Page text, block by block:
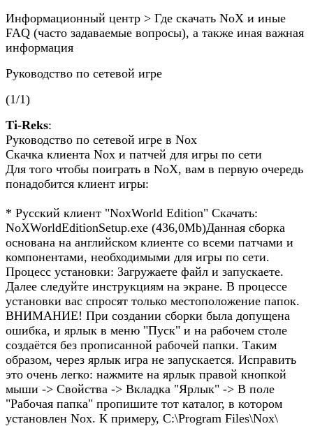
Информационный центр > Где скачать NoX и иные
FAQ (часто задаваемые вопросы), а также иная важная
информация
Руководство по сетевой игре
(1/1)
Ti-Reks:
Руководство по сетевой игре в Nox
Скачка клиента Nox и патчей для игры по сети
Для того чтобы поиграть в NoX, вам в первую очередь
понадобится клиент игры:
* Русский клиент "NoxWorld Edition" Скачать:
NoXWorldEditionSetup.exe (436,0Mb)Данная сборка
основана на английском клиенте со всеми патчами и
компонентами, необходимыми для игры по сети.
Процесс установки: Загружаете файл и запускаете.
Далее следуйте инструкциям на экране. В процессе
установки вас спросят только местоположение папок.
ВНИМАНИЕ! При создании сборки была допущена
ошибка, и ярлык в меню "Пуск" и на рабочем столе
создаётся без прописанной рабочей папки. Таким
образом, через ярлык игра не запускается. Исправить
это очень легко: нажмите на ярлык правой кнопкой
мыши -> Свойства -> Вкладка "Ярлык" -> В поле
"Рабочая папка" пропишите тот каталог, в котором
установлен Nox. К примеру, C:\Program Files\Nox\